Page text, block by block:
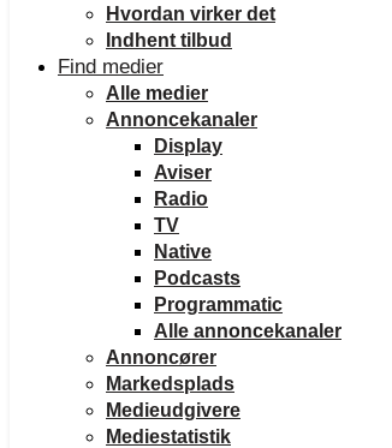
Hvordan virker det
Indhent tilbud
Find medier
Alle medier
Annoncekanaler
Display
Aviser
Radio
TV
Native
Podcasts
Programmatic
Alle annoncekanaler
Annoncører
Markedsplads
Medieudgivere
Mediestatistik